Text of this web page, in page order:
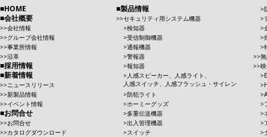
HOME
会社概要
会社情報
グループ会社情報
事業所情報
沿革
採用情報
新着情報
ニュースリリース
新製品情報
イベント情報
お問合せ
お問合せ
カタログダウンロード
製品情報
セキュリティ用システム機器
検知器
受信制御機器
通報機器
警報器
報知器
人感スピーカー、人感ライト、
人感スイッチ、人感フラッシュ・サイレン
防犯ライト
ホーミーグッズ
多重伝送機器
出入管理機器
スイッチ